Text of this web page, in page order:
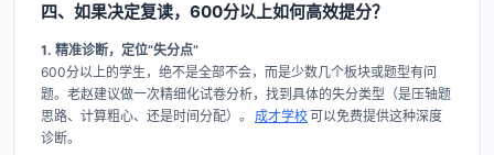
四、如果决定复读，600分以上如何高效提分？
1. 精准诊断，定位“失分点”
600分以上的学生，绝不是全部不会，而是少数几个板块或题型有问
题。老赵建议做一次精细化试卷分析，找到具体的失分类型（是压轴题
思路、计算粗心、还是时间分配）。
成才学校可以免费提供这种深度
诊断。